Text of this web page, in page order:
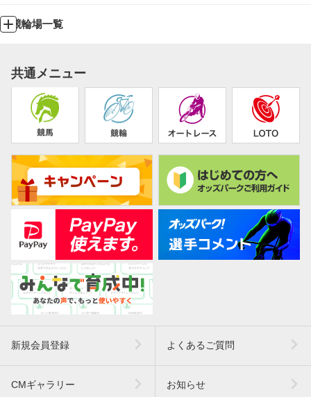
競輪場一覧
共通メニュー
新規会員登録 よくあるご質問
CMギャラリー お知らせ